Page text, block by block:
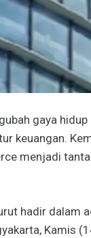
gaya
keuangan.
menjadi
hadir dalam
Kamis